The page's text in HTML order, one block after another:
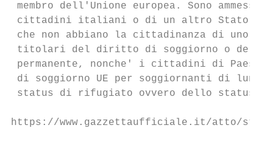
membro dell'Unione europea. Sono
cittadini italiani o di un altro Stato
che non abbiano la cittadinanza di uno
titolari del diritto di soggiorno o del
permanente, nonche' i cittadini di Paesi
di soggiorno UE per soggiornanti di
status di rifugiato ovvero dello status
https://www.gazzettaufficiale.it/atto/